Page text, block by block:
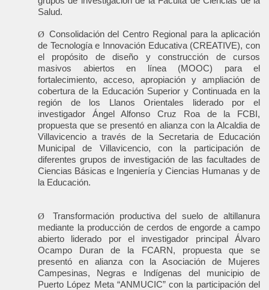
Salud.
Ø Consolidación del Centro Regional para la aplicación
de Tecnología e Innovación Educativa (CREATIVE), con
el propósito de diseño y construcción de cursos
masivos abiertos en línea (MOOC) para el
fortalecimiento, acceso, apropiación y ampliación de
cobertura de la Educación Superior y Continuada en la
región de los Llanos Orientales liderado por el
investigador Ángel Alfonso Cruz Roa de la FCBI,
propuesta que se presentó en alianza con la Alcaldia de
Villavicencio a través de la Secretaria de Educación
Municipal de Villavicencio, con la participación de
diferentes grupos de investigación de las facultades de
Ciencias Básicas e Ingeniería y Ciencias Humanas y de
la Educación.
Ø
Transformación productiva del suelo de altillanura
mediante la producción de cerdos de engorde a campo
abierto liderado por el investigador principal Álvaro
Ocampo Duran de la FCARN, propuesta que se
presentó en alianza con la Asociación de Mujeres
Campesinas, Negras e Indígenas del municipio de
Puerto López Meta “ANMUCIC” con la participación del